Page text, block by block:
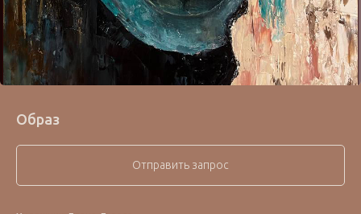
Образ
Отправить запрос